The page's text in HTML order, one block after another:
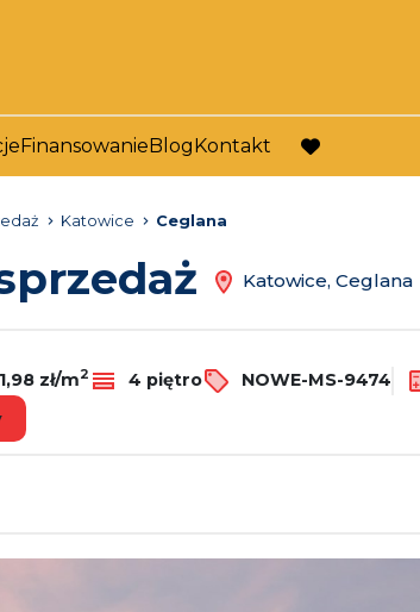
FinansowanieBlogKontakt
favorite
Katowice Ceglana
Katowice, Ceglana
zł/m2 4 piętro NOWE-MS-9474